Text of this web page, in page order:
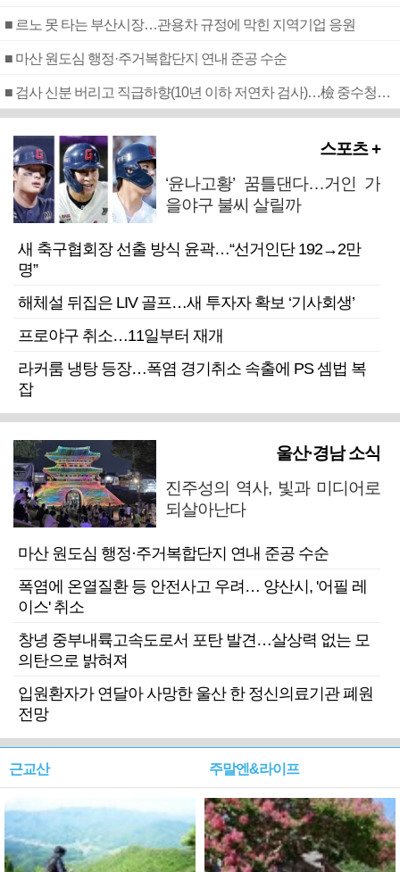
■ 르노 못 타는 부산시장…관용차 규정에 막힌 지역기업 응원
■ 마산 원도심 행정·주거복합단지 연내 준공 수순
■ 검사 신분 버리고 직급하향(10년 이하 저연차 검사)…檢 중수청행 기피
스포츠 +
‘윤나고황’ 꿈틀댄다…거인 가
을야구 불씨 살릴까
새 축구협회장 선출 방식 윤곽…“선거인단 192→2만
명”
해체설 뒤집은 LIV 골프…새 투자자 확보 ‘기사회생’
프로야구 취소…11일부터 재개
라커룸 냉탕 등장…폭염 경기취소 속출에 PS 셈법 복
잡
울산·경남 소식
진주성의 역사, 빛과 미디어로
되살아난다
마산 원도심 행정·주거복합단지 연내 준공 수순
폭염에 온열질환 등 안전사고 우려… 양산시, '어필 레
이스' 취소
창녕 중부내륙고속도로서 포탄 발견…살상력 없는 모
의탄으로 밝혀져
입원환자가 연달아 사망한 울산 한 정신의료기관 폐원
전망
근교산 주말엔&라이프